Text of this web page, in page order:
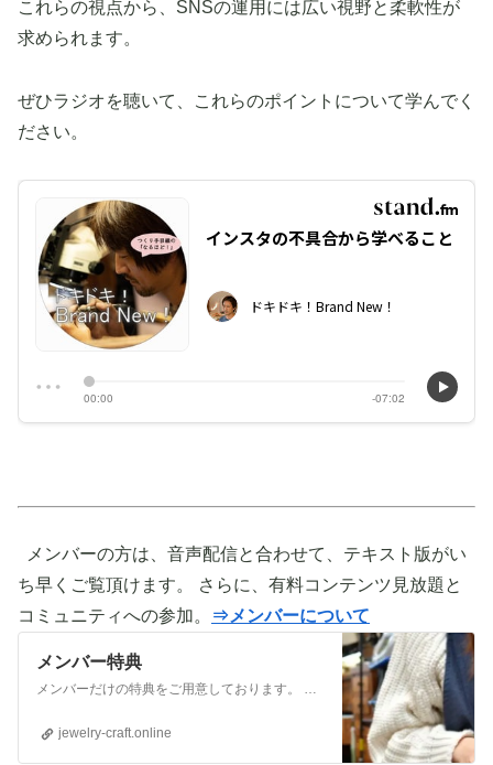
これらの視点から、SNSの運用には広い視野と柔軟性が
求められます。
ぜひラジオを聴いて、これらのポイントについて学んでく
ださい。
メンバーの方は、音声配信と合わせて、テキスト版がい
ち早くご覧頂けます。 さらに、有料コンテンツ見放題と
コミュニティへの参加。
⇒メンバーについて
メンバー特典
メンバーだけの特典をご用意しております。 ぜひご活用頂き、ご自身の活動に役立てて下さい。 ⇒メンバーについて詳しく見てみる メンバーになる （） ①有料コンテンツが見放題！ ジュエリー制作に関する情報やビジネス情報やブランディングに関する情
jewelry-craft.online